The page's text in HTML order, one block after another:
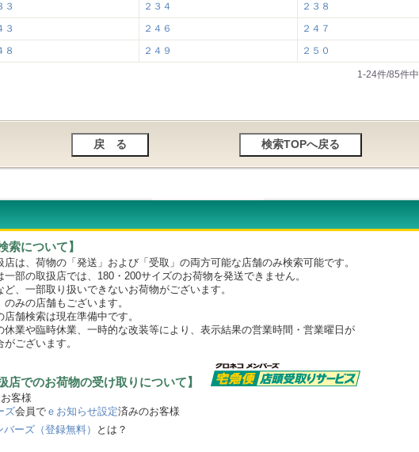
３
２３４
２３８
３
２４６
２４７
８
２４９ ２５０
1-24件/85件
索について】
は、荷物の「発送」および「受取」の両方可能な店舗のみ検索可能です。
の取扱店では、180・200サイズのお荷物を発送できません。
一部取り扱いできないお荷物がございます。
の店舗もございます。
検索は現在準備中です。
業や臨時休業、一時的な改装等により、表示結果の営業時間・営業曜日が
ございます。
店でのお荷物の受け取りについて】
客様
ズ会員で ｅお知らせ設定済みのお客様
ーズ（登録無料）
とは？